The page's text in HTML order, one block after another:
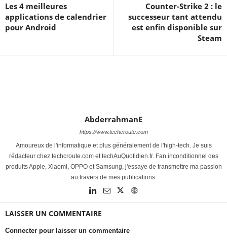
Les 4 meilleures
applications de calendrier
pour Android
Counter-Strike 2 : le
successeur tant attendu
est enfin disponible sur
Steam
AbderrahmanE
https://www.techcroute.com
Amoureux de l'informatique et plus généralement de l'high-tech. Je suis
rédacteur chez techcroute.com et techAuQuotidien.fr. Fan inconditionnel des
produits Apple, Xiaomi, OPPO et Samsung, j'essaye de transmettre ma passion
au travers de mes publications.
LAISSER UN COMMENTAIRE
Connecter pour laisser un commentaire